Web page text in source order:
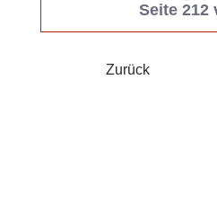
Seite 212
Zurück